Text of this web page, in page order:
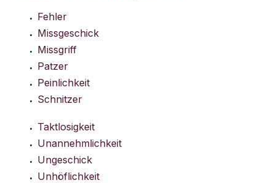
Fehler
Missgeschick
Missgriff
Patzer
Peinlichkeit
Schnitzer
Taktlosigkeit
Unannehmlichkeit
Ungeschick
Unhöflichkeit